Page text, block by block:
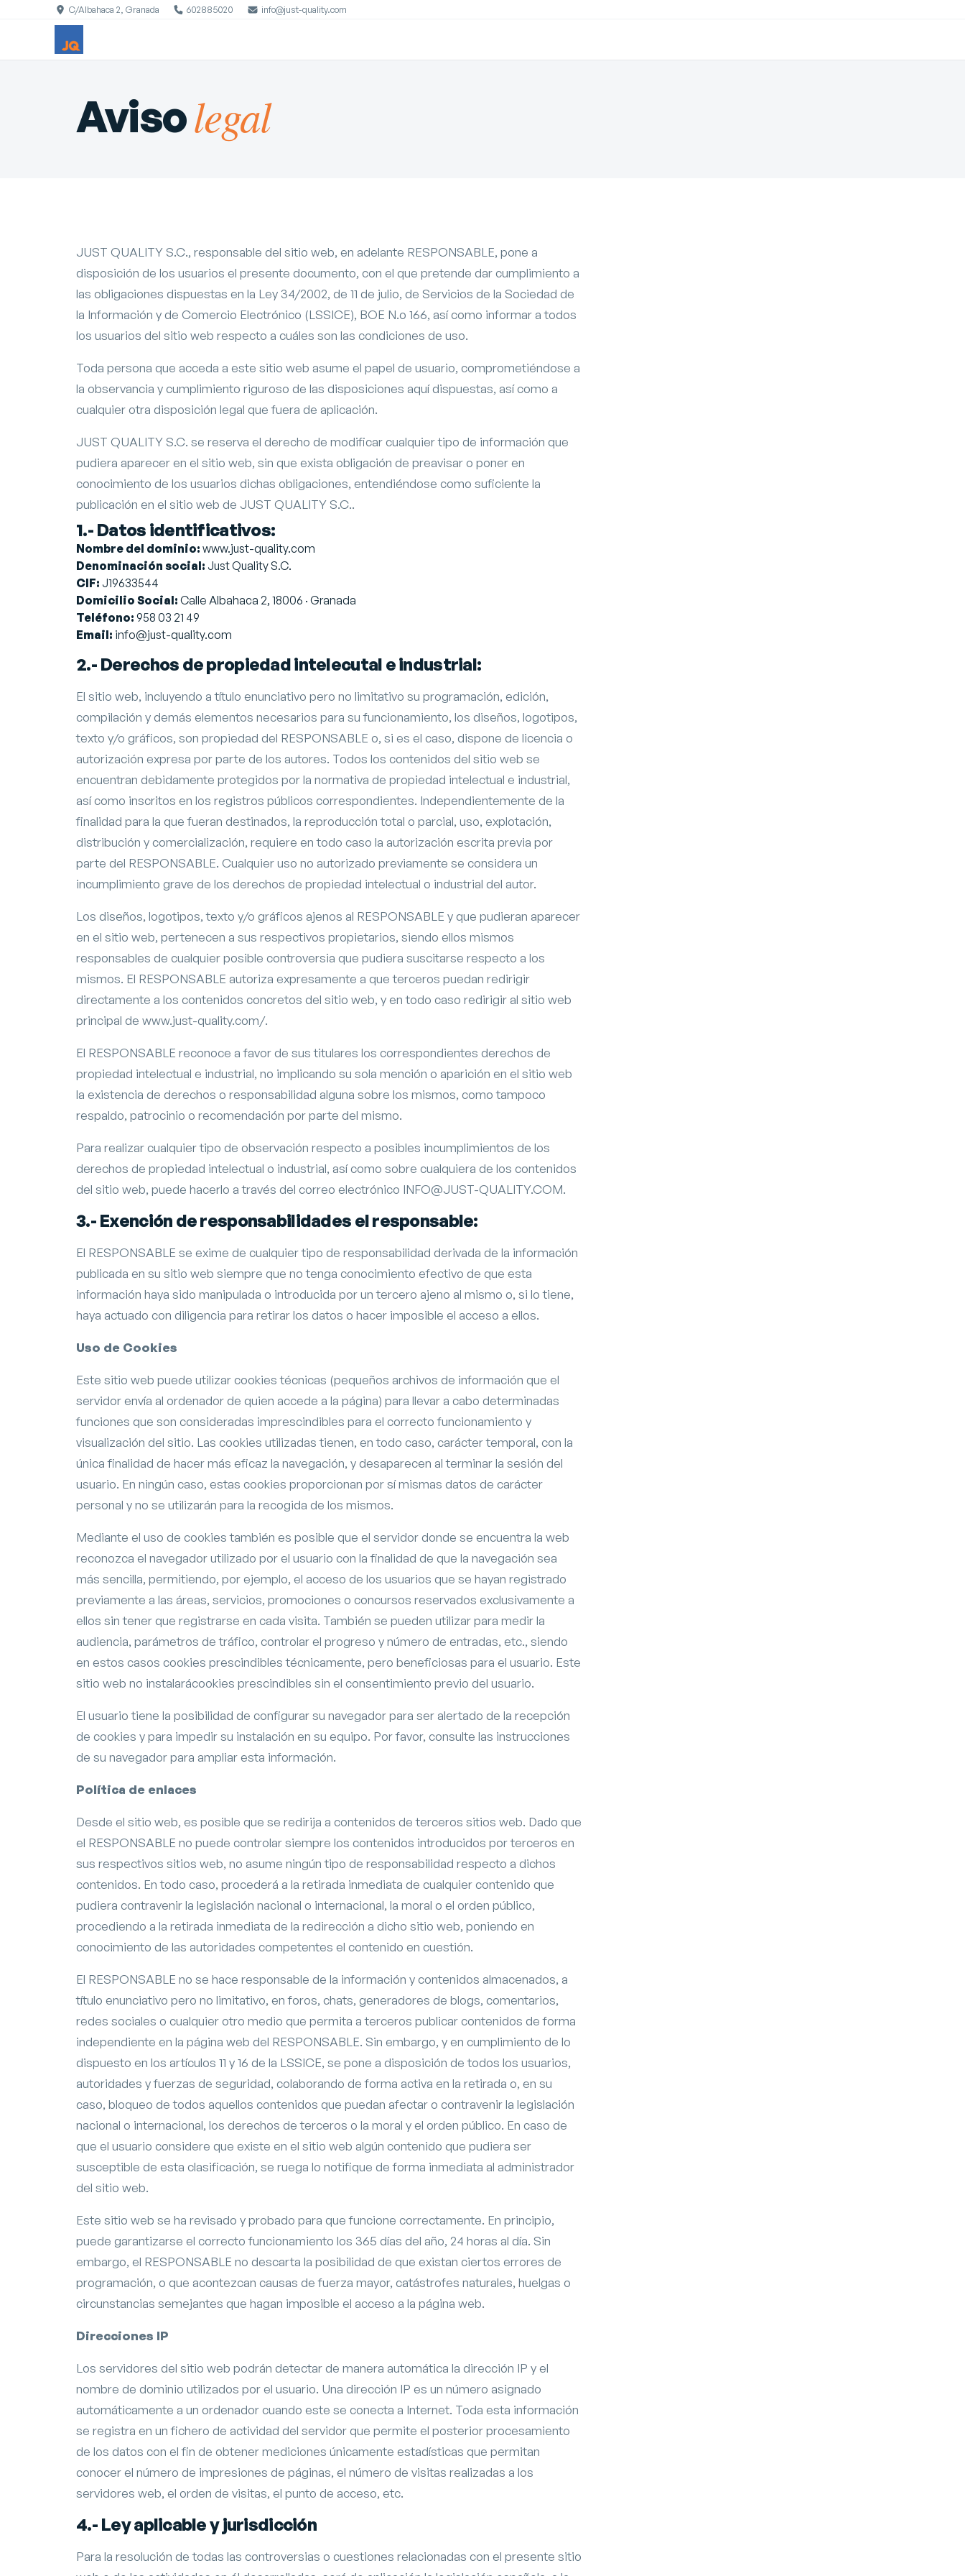
C/Albahaca 2, Granada 602885020 info@just-quality.com
Avisolegal
JUST QUALITY S.C., responsable del sitio web, en adelante RESPONSABLE, pone a
disposición de los usuarios el presente documento, con el que pretende dar cumplimiento a
las obligaciones dispuestas en la Ley 34/2002, de 11 de julio, de Servicios de la Sociedad de
la Información y de Comercio Electrónico (LSSICE), BOE N.o 166, así como informar a todos
los usuarios del sitio web respecto a cuáles son las condiciones de uso.
Toda persona que acceda a este sitio web asume el papel de usuario, comprometiéndose a
la observancia y cumplimiento riguroso de las disposiciones aquí dispuestas, así como a
cualquier otra disposición legal que fuera de aplicación.
JUST QUALITY S.C. se reserva el derecho de modificar cualquier tipo de información que
pudiera aparecer en el sitio web, sin que exista obligación de preavisar o poner en
conocimiento de los usuarios dichas obligaciones, entendiéndose como suficiente la
publicación en el sitio web de JUST QUALITY S.C..
1.- Datos identificativos:
Nombre del dominio: www.just-quality.com
Denominación social: Just Quality S.C.
CIF: J19633544
Domicilio Social: Calle Albahaca 2, 18006 · Granada
Teléfono: 958 03 21 49
Email: info@just-quality.com
2.- Derechos de propiedad intelecutal e industrial:
El sitio web, incluyendo a título enunciativo pero no limitativo su programación, edición,
compilación y demás elementos necesarios para su funcionamiento, los diseños, logotipos,
texto y/o gráficos, son propiedad del RESPONSABLE o, si es el caso, dispone de licencia o
autorización expresa por parte de los autores. Todos los contenidos del sitio web se
encuentran debidamente protegidos por la normativa de propiedad intelectual e industrial,
así como inscritos en los registros públicos correspondientes. Independientemente de la
finalidad para la que fueran destinados, la reproducción total o parcial, uso, explotación,
distribución y comercialización, requiere en todo caso la autorización escrita previa por
parte del RESPONSABLE. Cualquier uso no autorizado previamente se considera un
incumplimiento grave de los derechos de propiedad intelectual o industrial del autor.
Los diseños, logotipos, texto y/o gráficos ajenos al RESPONSABLE y que pudieran aparecer
en el sitio web, pertenecen a sus respectivos propietarios, siendo ellos mismos
responsables de cualquier posible controversia que pudiera suscitarse respecto a los
mismos. El RESPONSABLE autoriza expresamente a que terceros puedan redirigir
directamente a los contenidos concretos del sitio web, y en todo caso redirigir al sitio web
principal de www.just-quality.com/.
El RESPONSABLE reconoce a favor de sus titulares los correspondientes derechos de
propiedad intelectual e industrial, no implicando su sola mención o aparición en el sitio web
la existencia de derechos o responsabilidad alguna sobre los mismos, como tampoco
respaldo, patrocinio o recomendación por parte del mismo.
Para realizar cualquier tipo de observación respecto a posibles incumplimientos de los
derechos de propiedad intelectual o industrial, así como sobre cualquiera de los contenidos
del sitio web, puede hacerlo a través del correo electrónico INFO@JUST-QUALITY.COM.
3.- Exención de responsabilidades el responsable:
El RESPONSABLE se exime de cualquier tipo de responsabilidad derivada de la información
publicada en su sitio web siempre que no tenga conocimiento efectivo de que esta
información haya sido manipulada o introducida por un tercero ajeno al mismo o, si lo tiene,
haya actuado con diligencia para retirar los datos o hacer imposible el acceso a ellos.
Uso de Cookies
Este sitio web puede utilizar cookies técnicas (pequeños archivos de información que el
servidor envía al ordenador de quien accede a la página) para llevar a cabo determinadas
funciones que son consideradas imprescindibles para el correcto funcionamiento y
visualización del sitio. Las cookies utilizadas tienen, en todo caso, carácter temporal, con la
única finalidad de hacer más eficaz la navegación, y desaparecen al terminar la sesión del
usuario. En ningún caso, estas cookies proporcionan por sí mismas datos de carácter
personal y no se utilizarán para la recogida de los mismos.
Mediante el uso de cookies también es posible que el servidor donde se encuentra la web
reconozca el navegador utilizado por el usuario con la finalidad de que la navegación sea
más sencilla, permitiendo, por ejemplo, el acceso de los usuarios que se hayan registrado
previamente a las áreas, servicios, promociones o concursos reservados exclusivamente a
ellos sin tener que registrarse en cada visita. También se pueden utilizar para medir la
audiencia, parámetros de tráfico, controlar el progreso y número de entradas, etc., siendo
en estos casos cookies prescindibles técnicamente, pero beneficiosas para el usuario. Este
sitio web no instalarácookies prescindibles sin el consentimiento previo del usuario.
El usuario tiene la posibilidad de configurar su navegador para ser alertado de la recepción
de cookies y para impedir su instalación en su equipo. Por favor, consulte las instrucciones
de su navegador para ampliar esta información.
Política de enlaces
Desde el sitio web, es posible que se redirija a contenidos de terceros sitios web. Dado que
el RESPONSABLE no puede controlar siempre los contenidos introducidos por terceros en
sus respectivos sitios web, no asume ningún tipo de responsabilidad respecto a dichos
contenidos. En todo caso, procederá a la retirada inmediata de cualquier contenido que
pudiera contravenir la legislación nacional o internacional, la moral o el orden público,
procediendo a la retirada inmediata de la redirección a dicho sitio web, poniendo en
conocimiento de las autoridades competentes el contenido en cuestión.
El RESPONSABLE no se hace responsable de la información y contenidos almacenados, a
título enunciativo pero no limitativo, en foros, chats, generadores de blogs, comentarios,
redes sociales o cualquier otro medio que permita a terceros publicar contenidos de forma
independiente en la página web del RESPONSABLE. Sin embargo, y en cumplimiento de lo
dispuesto en los artículos 11 y 16 de la LSSICE, se pone a disposición de todos los usuarios,
autoridades y fuerzas de seguridad, colaborando de forma activa en la retirada o, en su
caso, bloqueo de todos aquellos contenidos que puedan afectar o contravenir la legislación
nacional o internacional, los derechos de terceros o la moral y el orden público. En caso de
que el usuario considere que existe en el sitio web algún contenido que pudiera ser
susceptible de esta clasificación, se ruega lo notifique de forma inmediata al administrador
del sitio web.
Este sitio web se ha revisado y probado para que funcione correctamente. En principio,
puede garantizarse el correcto funcionamiento los 365 días del año, 24 horas al día. Sin
embargo, el RESPONSABLE no descarta la posibilidad de que existan ciertos errores de
programación, o que acontezcan causas de fuerza mayor, catástrofes naturales, huelgas o
circunstancias semejantes que hagan imposible el acceso a la página web.
Direcciones IP
Los servidores del sitio web podrán detectar de manera automática la dirección IP y el
nombre de dominio utilizados por el usuario. Una dirección IP es un número asignado
automáticamente a un ordenador cuando este se conecta a Internet. Toda esta información
se registra en un fichero de actividad del servidor que permite el posterior procesamiento
de los datos con el fin de obtener mediciones únicamente estadísticas que permitan
conocer el número de impresiones de páginas, el número de visitas realizadas a los
servidores web, el orden de visitas, el punto de acceso, etc.
4.- Ley aplicable y jurisdicción
Para la resolución de todas las controversias o cuestiones relacionadas con el presente sitio